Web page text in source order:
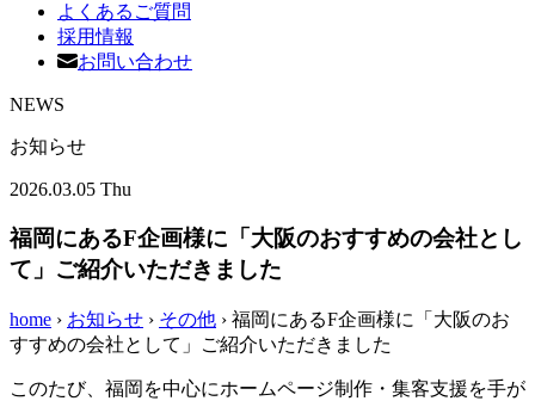
よくあるご質問
採用情報
お問い合わせ
NEWS
お知らせ
2026.03.05 Thu
福岡にあるF企画様に「大阪のおすすめの会社とし
て」ご紹介いただきました
home › お知らせ › その他 › 福岡にあるF企画様に「大阪のお
すすめの会社として」ご紹介いただきました
このたび、福岡を中心にホームページ制作・集客支援を手が